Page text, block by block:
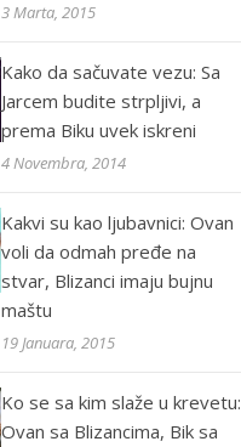
3 Marta, 2015
Kako da sačuvate vezu: Sa
Jarcem budite strpljivi, a
prema Biku uvek iskreni
4 Novembra, 2014
Kakvi su kao ljubavnici: Ovan
voli da odmah pređe na
stvar, Blizanci imaju bujnu
maštu
19 Januara, 2015
Ko se sa kim slaže u krevetu:
Ovan sa Blizancima, Bik sa